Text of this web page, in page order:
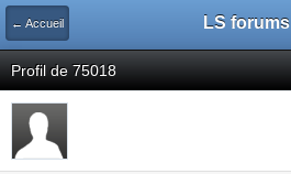
← Accueil LS forums
Profil de 75018